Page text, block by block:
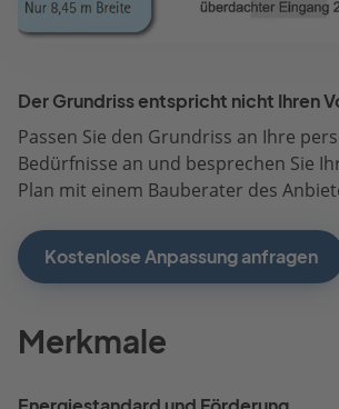
Der Grundriss entspricht nicht Ihren
Passen Sie den Grundriss an Ihre
Bedürfnisse an und besprechen Sie
Plan mit einem Bauberater des
Kostenlose Anpassung anfragen
Merkmale